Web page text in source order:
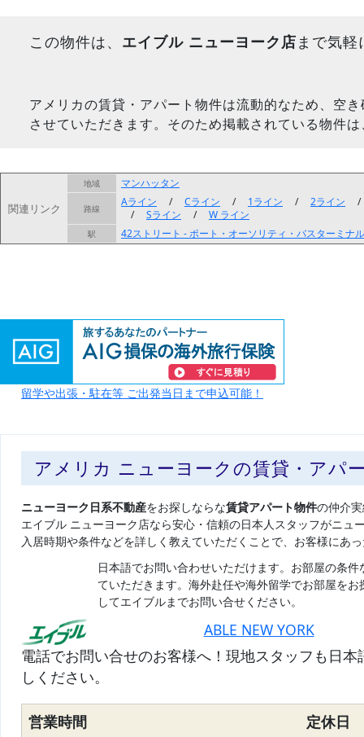
この物件は、 エイブル ニューヨーク店まで気
アメリカの賃貸・アパート物件は流動的なため、空
させていただきます。そのため掲載されている物件
関連リンク
地域 マンハッタン
路線 Aライン / Cライン / 1ライン / 2ライン
/ Sライン / W ライン
駅 42ストリート - ポート・オーソリティ・バスターミナ
留学や出張・駐在等 ご出発当日まで申込可能！
アメリカ ニューヨークの賃貸・アパ
ニューヨーク日系不動産をお探しならな賃貸アパート物件の仲介
エイブル ニューヨーク店なら安心・信頼の日本人スタッフがニュ
入居時期や条件などを詳しく教えていただくことで、お客様にあ
日本語でお問い合わせいただけます。お部屋の条
ていただきます。海外赴任や海外留学でお部屋を
してエイブルまでお問い合せください。
ABLE NEW YORK
電話でお問い合せのお客様へ！現地スタッフも日
しください。
営業時間 定休日